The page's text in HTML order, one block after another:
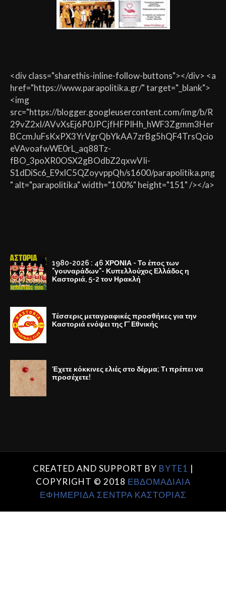
<div class="sharethis-inline-follow-buttons"></div> <a
href="https://www.parapolitika.gr/" target="_blank">
<img
src="https://blogger.googleusercontent.com/img/b/R
29vZ2xl/AVvXsEj6P0JPCjfHFPIHh_hWF3Zgmm3Her
BCcmJuFsKxPX3YrVgrQbYkAA7zrBg5hQF4TrsQcio
eVAvoafwWE0rL_aq88Tz-
fBO_3poXR0OSX2gBOdbZ2qxwVIi-
S1dDiSc6_E9xlC5QZoyvppQh/s1600/parapolitika.png
" alt="parapolitika" width="100%" height="151" /></a>
1980-2026 : 46 ΧΡΟΝΙΑ - Το έπος των
"γουναράδων"- Κυπελλούχος Ελλάδος η
Καστοριά, 5-2 τον Ηρακλή
Τέσσερις μεταγραφικές προσθήκες για την
Καστοριά ενόψει της Γ' Εθνικής
Έχετε κόκκινες ελιές στο δέρμα; Τι πρέπει να
προσέχετε!
CREATED AND SUPPORT BY BYTE1 |
COPYRIGHT © 2018 ΕΒΔΟΜΑΔΙΑΙΑ
ΕΦΗΜΕΡΙΔΑ ΣΕΝΤΡΑ ΚΑΣΤΟΡΙΑΣ